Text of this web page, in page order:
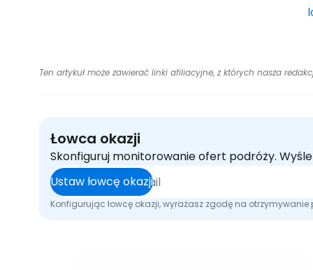
Ten artykuł może zawierać linki afiliacyjne, z których nasza
Łowca okazji
Skonfiguruj monitorowanie ofert podróży.
Ustaw łowcę okazji
Konfigurując łowcę okazji, wyrażasz zgodę na